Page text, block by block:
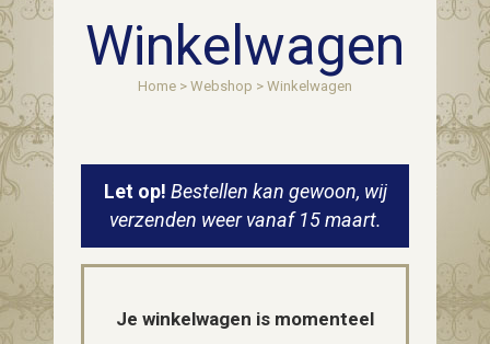
Winkelwagen
Home > Webshop > Winkelwagen
Let op! Bestellen kan gewoon, wij
verzenden weer vanaf 15 maart.
Je winkelwagen is momenteel